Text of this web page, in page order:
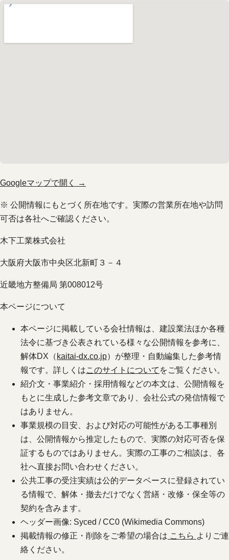
Googleマップで開く →
※ 公開情報にもとづく所在地です。実際の営業所在地や訪問
可否は各社へご確認ください。
木下工業株式会社
大阪府大阪市中央区北新町３－４
近畿地方整備局 第008012号
本ページについて
本ページに掲載している会社情報は、建設業法ほか各種
法令に基づき公表されている様々な公開情報を参考に、
解体DX（ kaitai-dx.co.jp）が整理・自動編集した参考情
報です。詳しくはこのサイトについて をご覧ください。
紹介文・事業紹介・採用情報などの本文は、公開情報を
もとに生成した参考文章であり、会社公式の発信情報で
はありません。
事業規模の目安、および対応の可能性がある工事種別
は、公開情報から推定したもので、実際の対応可否を保
証するものではありません。実際の工事のご相談は、各
社へ直接お問い合わせください。
公共工事の受注実績は公的データベースに登録されてい
る情報で、解体・撤去だけでなく営繕・改修・保全等の
契約を含みます。
ヘッダー画像: Syced / CC0 (Wikimedia Commons)
掲載情報の修正・削除をご希望の場合は こちら よりご連
絡ください。